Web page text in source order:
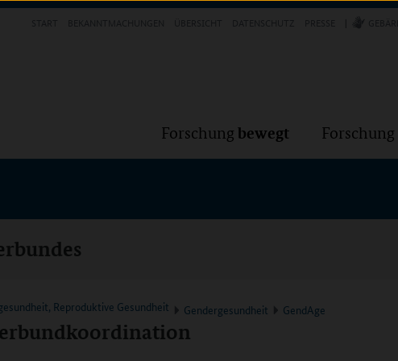
Forschung bewegt Forschung
Reproduktive Gesundheit Gendergesundheit GendAge
Forschung